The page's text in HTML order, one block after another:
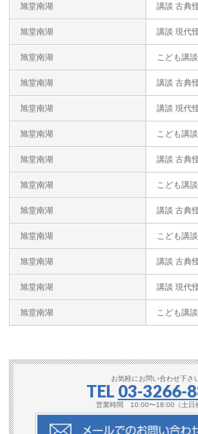
旭堂南湖 講談 古典
旭堂南湖 講談 現代
旭堂南湖 こども講
旭堂南湖 講談 古典
旭堂南湖 講談 現代
旭堂南湖 こども講
旭堂南湖 講談 古典
旭堂南湖 こども講
旭堂南湖 講談 古典
旭堂南湖 こども講
旭堂南湖 講談 古典
旭堂南湖 講談 現代
旭堂南湖 こども講
お気軽にお問い合わせ下さ
TEL 03-3266-
営業時間 10:00〜18:00（土日